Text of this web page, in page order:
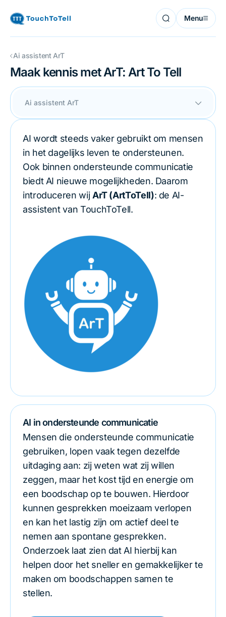
Menu
Ai assistent ArT
Maak kennis met ArT: Art To Tell
Ai assistent ArT
AI wordt steeds vaker gebruikt om mensen
in het dagelijks leven te ondersteunen.
Ook binnen ondersteunde communicatie
biedt AI nieuwe mogelijkheden. Daarom
introduceren wij ArT (ArtToTell): de AI-
assistent van TouchToTell.
AI in ondersteunde communicatie
Mensen die ondersteunde communicatie
gebruiken, lopen vaak tegen dezelfde
uitdaging aan: zij weten wat zij willen
zeggen, maar het kost tijd en energie om
een boodschap op te bouwen. Hierdoor
kunnen gesprekken moeizaam verlopen
en kan het lastig zijn om actief deel te
nemen aan spontane gesprekken.
Onderzoek laat zien dat AI hierbij kan
helpen door het sneller en gemakkelijker te
maken om boodschappen samen te
stellen.